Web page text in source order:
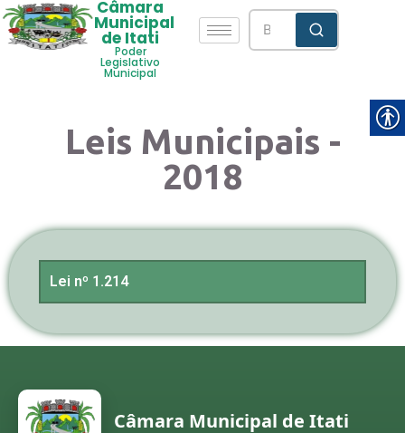
Câmara
Municipal
de Itati
Poder
Legislativo
Municipal
Leis Municipais -
2018
Lei nº 1.214
Câmara Municipal de Itati